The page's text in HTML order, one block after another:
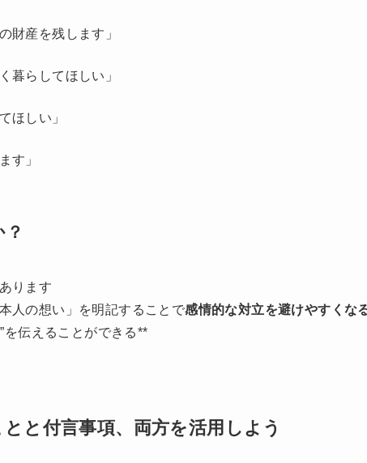
財産を残します」
暮らしてほしい」
ほしい」
す」
ります
人の想い」を明記することで感情的な対立を避けやすくな
を伝えることができる**
と付言事項、両方を活用しよう